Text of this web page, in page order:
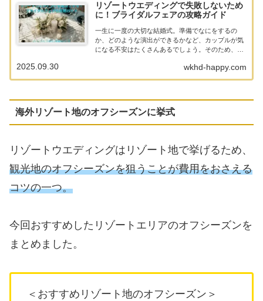
リゾートウエディングで失敗しないため
に！ブライダルフェアの攻略ガイド
一生に一度の大切な結婚式。準備でなにをするの
か、どのような演出ができるかなど、カップルが気
になる不安はたくさんあるでしょう。そのため、リ
ルフェアへの参加が必要です。ここでは、ブライダ
ルフェアに参...
wkhd-happy.com
2025.09.30
海外リゾート地のオフシーズンに挙式
リゾートウエディングはリゾート地で挙げるため、
観光地のオフシーズンを狙うことが費用をおさえる
コツの一つ。
今回おすすめしたリゾートエリアのオフシーズンを
まとめました。
＜おすすめリゾート地のオフシーズン＞